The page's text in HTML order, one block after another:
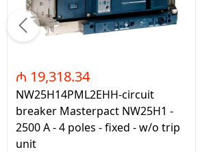
₼ 19,318.34
NW25H14PML2EHH-circuit
breaker Masterpact NW25H1 -
2500 A - 4 poles - fixed - w/o trip
unit